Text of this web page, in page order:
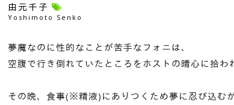
由元千子
Yoshimoto Senko
夢魔なのに性的なことが苦手なフォニは、
空腹で行き倒れていたところをホストの晴心に拾わ
その晩、食事(※精液)にありつくため夢に忍び込む